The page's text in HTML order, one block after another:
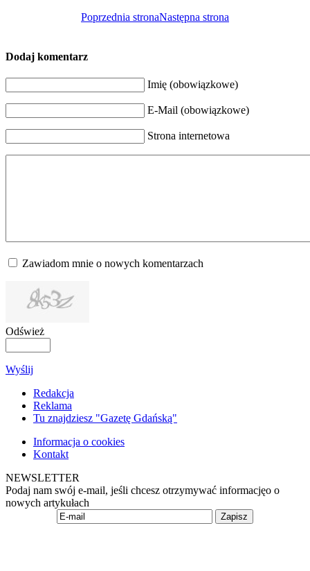
Poprzednia stronaNastępna strona
Dodaj komentarz
Imię (obowiązkowe)
E-Mail (obowiązkowe)
Strona internetowa
Zawiadom mnie o nowych komentarzach
Odśwież
Wyślij
Redakcja
Reklama
Tu znajdziesz "Gazetę Gdańską"
Informacja o cookies
Kontakt
NEWSLETTER
Podaj nam swój e-mail, jeśli chcesz otrzymywać informacjęo o
nowych artykułach
Zapisz